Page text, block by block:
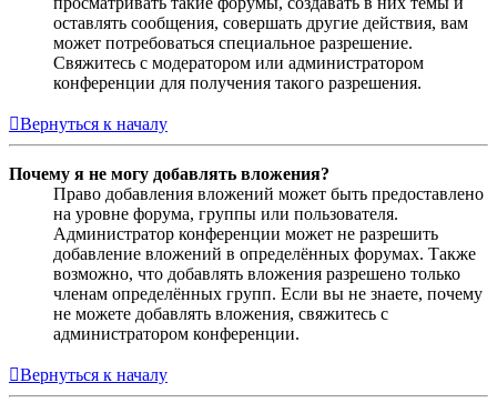
оставлять сообщения, совершать другие действия, вам
может потребоваться специальное разрешение.
Свяжитесь с модератором или администратором
конференции для получения такого разрешения.
Вернуться к началу
Почему я не могу добавлять вложения?
Право добавления вложений может быть предоставлено
на уровне форума, группы или пользователя.
Администратор конференции может не разрешить
добавление вложений в определённых форумах. Также
возможно, что добавлять вложения разрешено только
членам определённых групп. Если вы не знаете, почему
не можете добавлять вложения, свяжитесь с
администратором конференции.
Вернуться к началу